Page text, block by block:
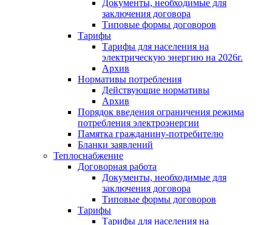
Документы, необходимые для
заключения договора
Типовые формы договоров
Тарифы
Тарифы для населения на
электрическую энергию на 2026г.
Архив
Нормативы потребления
Действующие нормативы
Архив
Порядок введения ограничения режима
потребления электроэнергии
Памятка гражданину-потребителю
Бланки заявлений
Теплоснабжение
Договорная работа
Документы, необходимые для
заключения договора
Типовые формы договоров
Тарифы
Тарифы для населения на